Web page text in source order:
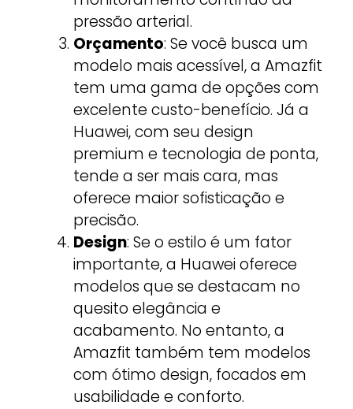
pressão arterial.
Orçamento: Se você busca um
modelo mais acessível, a Amazfit
tem uma gama de opções com
excelente custo-benefício. Já a
Huawei, com seu design
premium e tecnologia de ponta,
tende a ser mais cara, mas
oferece maior sofisticação e
precisão.
Design: Se o estilo é um fator
importante, a Huawei oferece
modelos que se destacam no
quesito elegância e
acabamento. No entanto, a
Amazfit também tem modelos
com ótimo design, focados em
usabilidade e conforto.